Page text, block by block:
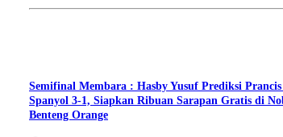
Semifinal Membara : Hasby Yusuf Prediksi
Spanyol 3-1, Siapkan Ribuan Sarapan Gratis di
Benteng Orange